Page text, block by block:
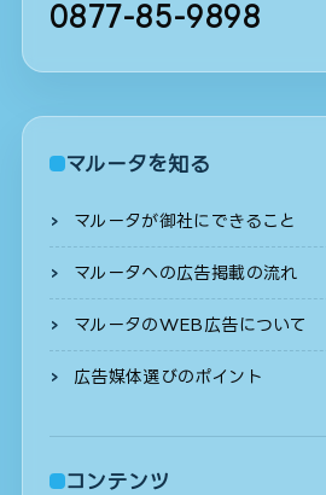
0877-85-9898
マルータを知る
マルータが御社にできること
マルータへの広告掲載の流れ
マルータのWEB広告について
広告媒体選びのポイント
コンテンツ